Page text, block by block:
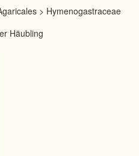
> Hymenogastraceae
Häubling